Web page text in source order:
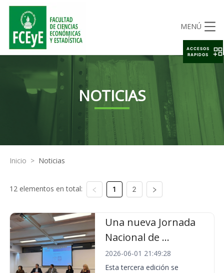
MENÚ
NOTICIAS
Inicio > Noticias
12 elementos en total: 1 2
Una nueva Jornada
Nacional de ...
2026-06-01 21:49:28
Esta tercera edición se
ACCESOS
RAPIDOS